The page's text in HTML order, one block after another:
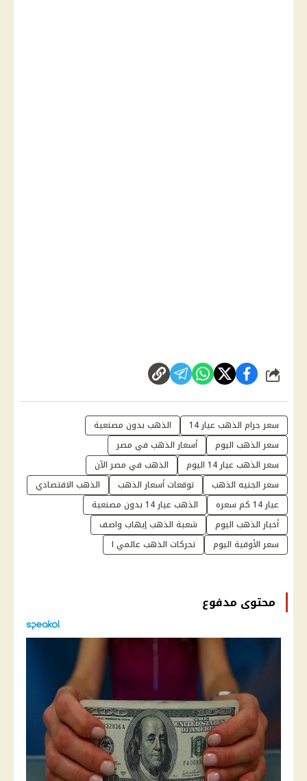
شارك
سعر جرام الذهب عيار 14
الذهب بدون مصنعية
سعر الذهب اليوم
أسعار الذهب في مصر
سعر الذهب عيار 14 اليوم
الذهب في مصر الآن
سعر الجنيه الذهب
توقعات أسعار الذهب
الذهب الاقتصادي
عيار 14 كم سعره
الذهب عيار 14 بدون مصنعية
أخبار الذهب اليوم
شعبة الذهب إيهاب واصف
سعر الأوقية اليوم
تحركات الذهب عالمي ا
محتوى مدفوع